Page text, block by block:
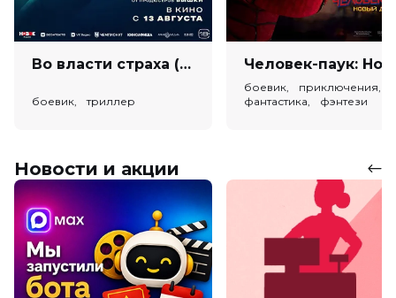
Во власти страха (18+)
боевик, триллер
боевик, приключения,
фантастика, фэнтези
Новости и акции